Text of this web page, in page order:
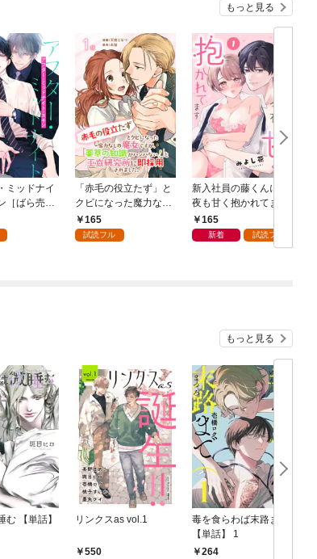
もっと見る
ミッドナイ
［ばら売
「赤毛の役立たず」と
クビになった魔力なし
の魔女ですが、「薬草
の知識がハンパな
165
試読フル
新入社員の藤くんに今
夜も甘く抱かれてます
［ばら売り］ 第1話
165
新着 試読フル
もっと見る
む 【単話】
リンクスas vol.1
550
毒を食らわば末路まで
【単話】 1
264